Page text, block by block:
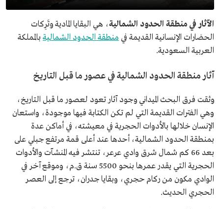
الآثار في منطقة الحدود الشمالية، هي البقايا المادية وتَرِكات
الحضارات الإنسانية القديمة في منطقة الحدود الشمالية بالمملكة
العربية السعودية.
آثار منطقة الحدود الشمالية في عصور ما قبل التاريخ
وثقت فرق البحث الميداني وجود آثار تعود لعصور ما قبل التاريخ،
وهي الفترات القديمة التي لم تكن الكتابة فيها موجودة، واستعان
الإنسان خلالها بالأدوات الحجرية في معيشته، في أماكن عدة
بمنطقة الحدود الشمالية، أحدها عند أعلى قمة مرتفع جبلي على
بعد 66 كم شمال شرق وادي عرعر، تنتشر فيه المنشآت والأدوات
الحجرية التي يقدر عمرها بنحو 5500 سنة ق.م، وموقع آخر في
الوادي مكون من ركام حجري، وبقايا جدران، ترجع إلى العصر
الحجري الحديث.